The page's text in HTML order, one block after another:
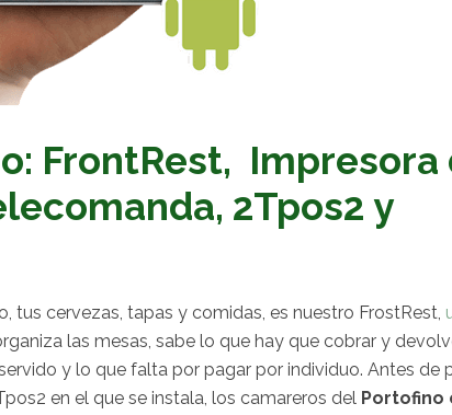
FrontRest, Impresora
2Tpos2 y
tus cervezas, tapas y comidas, es nuestro FrostRest,
las mesas, sabe lo que hay que cobrar y
y lo que falta por pagar por individuo. Antes de
en el que se instala, los camareros del Portofino